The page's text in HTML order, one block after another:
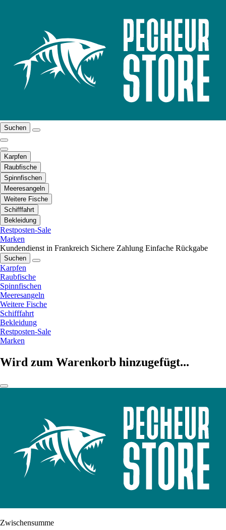
Suchen
Karpfen
Raubfische
Spinnfischen
Meeresangeln
Weitere Fische
Schifffahrt
Bekleidung
Restposten-Sale
Marken
Kundendienst in Frankreich Sichere Zahlung Einfache Rückgabe
Suchen
Karpfen
Raubfische
Spinnfischen
Meeresangeln
Weitere Fische
Schifffahrt
Bekleidung
Restposten-Sale
Marken
Wird zum Warenkorb hinzugefügt...
Zwischensumme